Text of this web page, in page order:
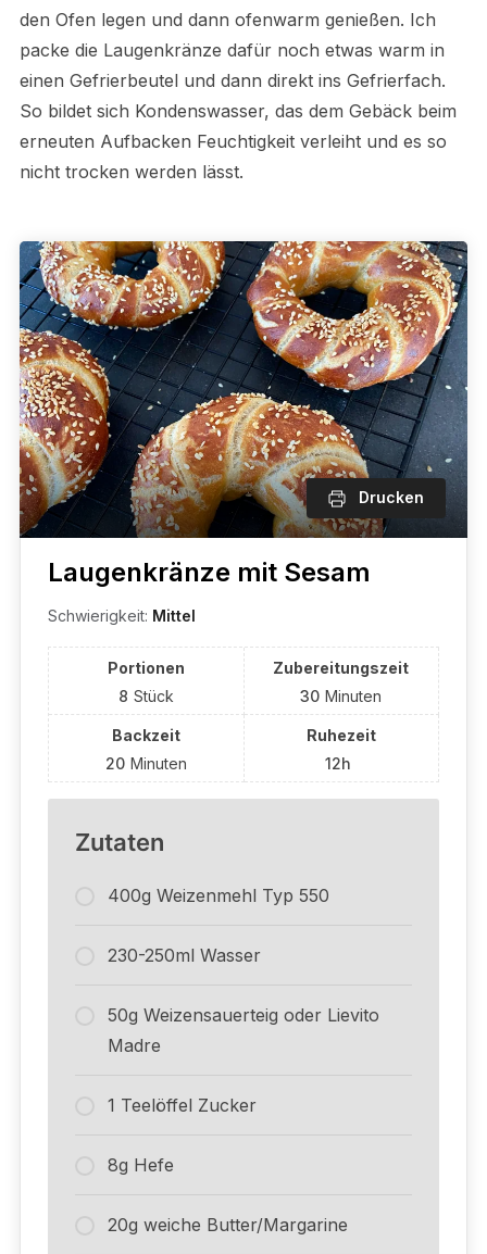
den Ofen legen und dann ofenwarm genießen. Ich
packe die Laugenkränze dafür noch etwas warm in
einen Gefrierbeutel und dann direkt ins Gefrierfach.
So bildet sich Kondenswasser, das dem Gebäck beim
erneuten Aufbacken Feuchtigkeit verleiht und es so
nicht trocken werden lässt.
Drucken
Laugenkränze mit Sesam
Schwierigkeit: Mittel
Portionen
8 Stück
Zubereitungszeit
30 Minuten
Backzeit
20 Minuten
Ruhezeit
12h
Zutaten
400g Weizenmehl Typ 550
230-250ml Wasser
50g Weizensauerteig oder Lievito
Madre
1 Teelöffel Zucker
8g Hefe
20g weiche Butter/Margarine